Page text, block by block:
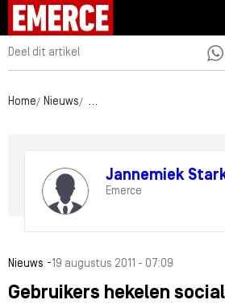
Deel dit artikel
Home Nieuws Gebruikers hekelen social
Jannemiek
Emerce
Nieuws -19 augustus 2011 - 07:09
Gebruikers hekelen